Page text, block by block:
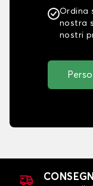
Ordina
nostra
nostri